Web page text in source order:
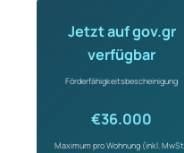
Jetzt auf gov.gr
verfügbar
Förderfähigkeitsbescheinigung
€36.000
Maximum pro Wohnung (inkl.